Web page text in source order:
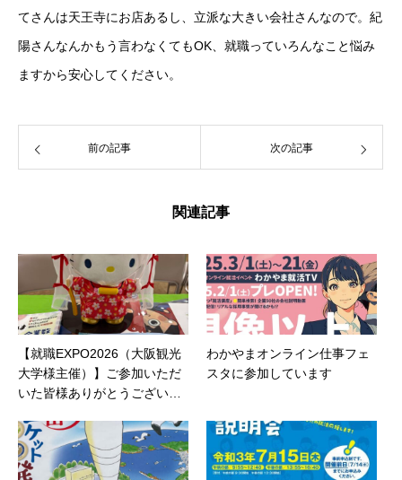
てさんは天王寺にお店あるし、立派な大きい会社さんなので。紀
陽さんなんかもう言わなくてもOK、就職っていろんなこと悩み
ますから安心してください。
前の記事 次の記事
関連記事
【就職EXPO2026（大阪観光
大学様主催）】ご参加いただ
いた皆様ありがとうございま
わかやまオンライン仕事フェ
スタに参加しています